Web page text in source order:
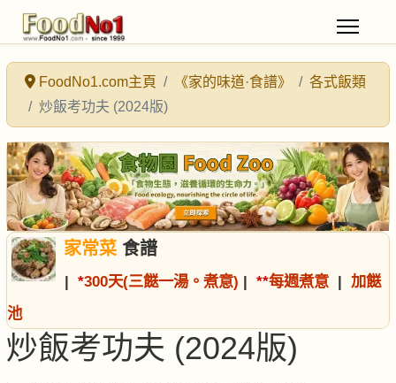
FoodNo1.com主頁 《家的味道·食譜》
各式飯類
炒飯考功夫 (2024版)
家常菜食譜
| *300天(三餸一湯。煮意) | **每週煮意 | 加餸
池
炒飯考功夫 (2024版)